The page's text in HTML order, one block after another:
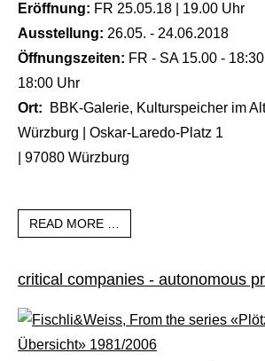
Eröffnung: FR 25.05.18 | 19.00 Uhr
Ausstellung: 26.05. - 24.06.2018
Öffnungszeiten: FR - SA 15.00 -
18:00 Uhr
Ort: BBK-Galerie, Kulturspeicher im
Würzburg | Oskar-Laredo-Platz 1
| 97080 Würzburg
READ MORE …
critical companies - autonomous